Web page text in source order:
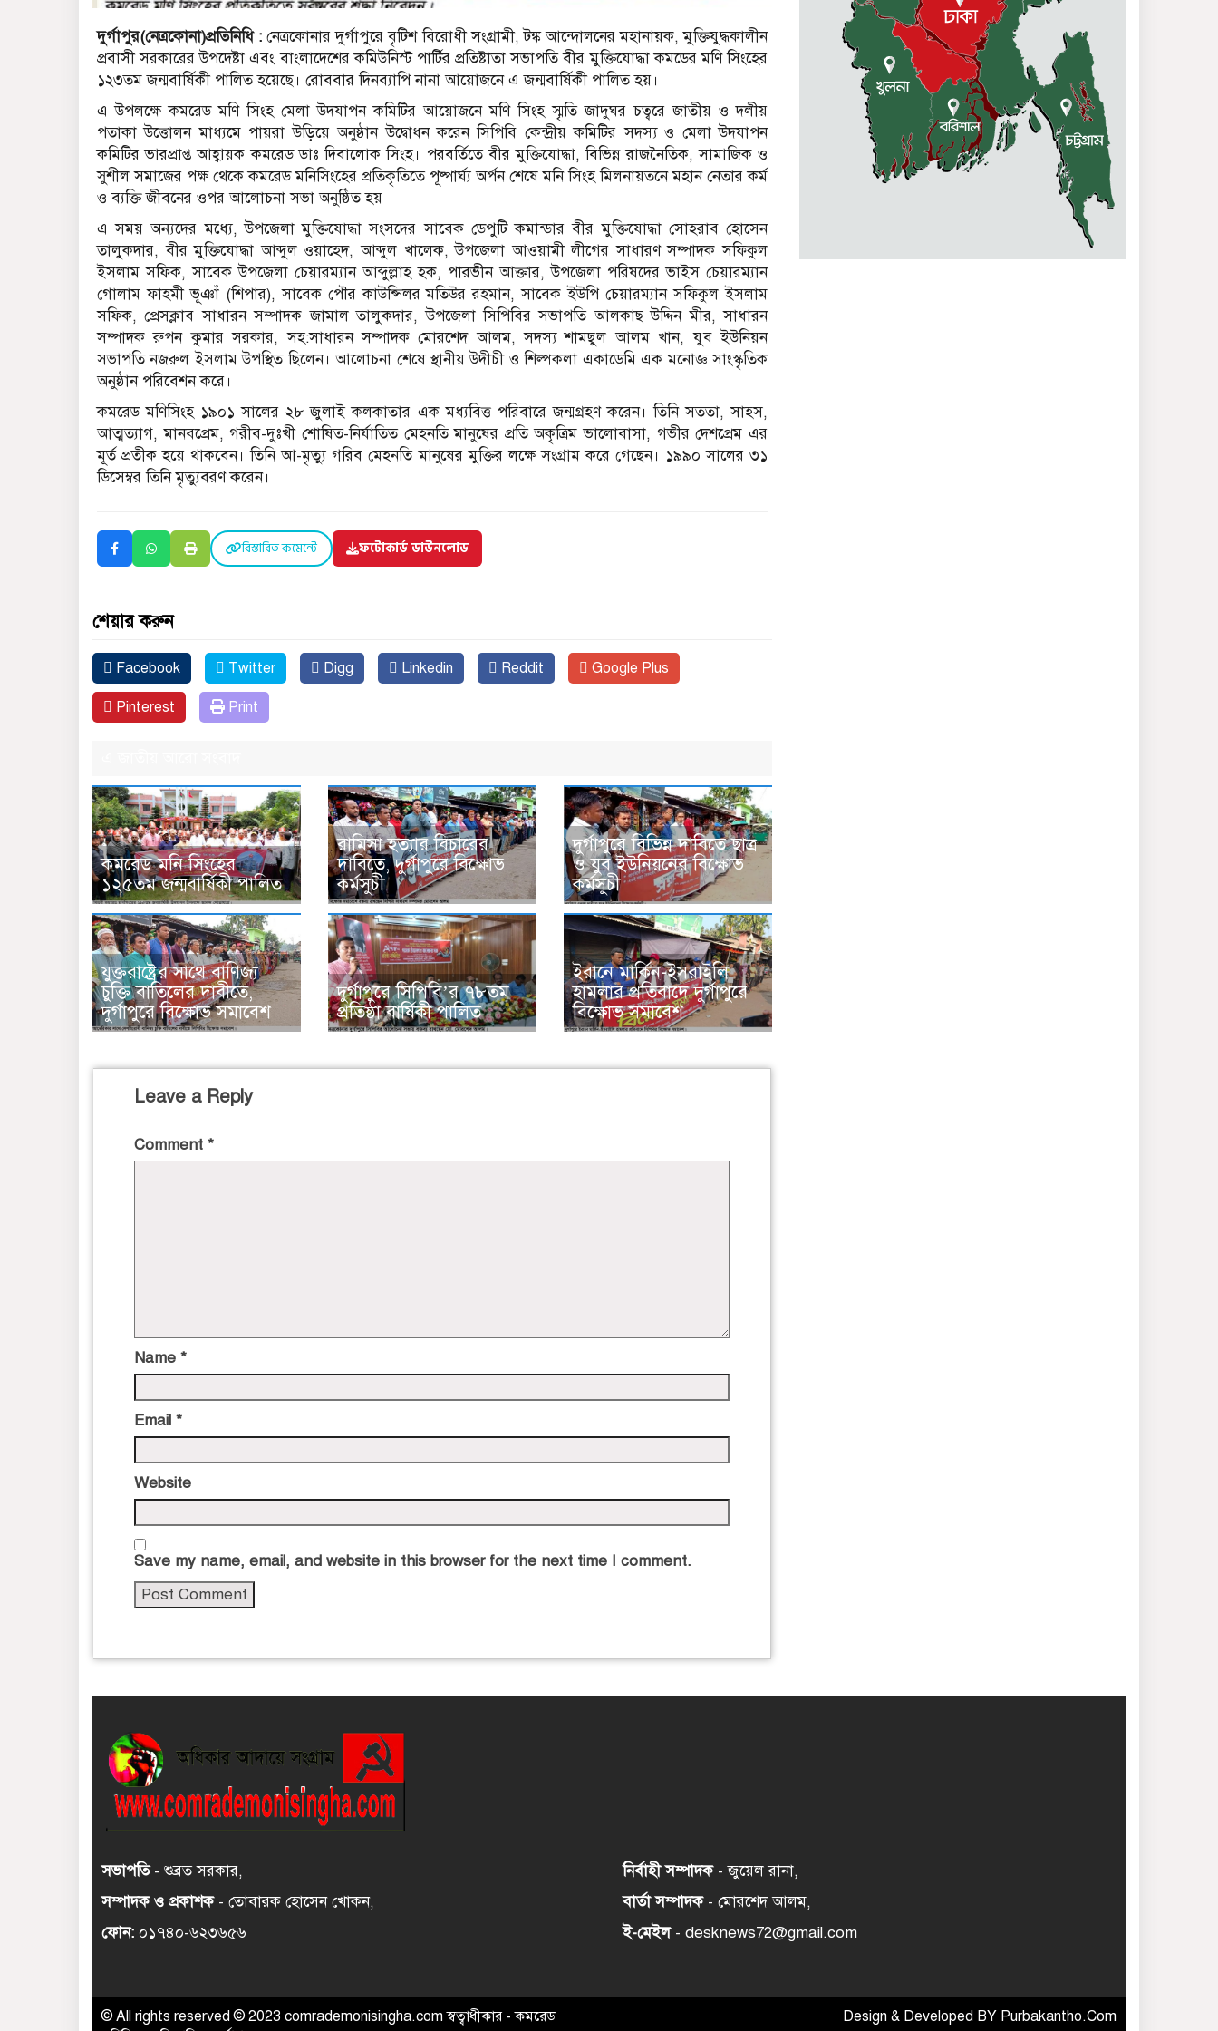
দুর্গাপুর(নেত্রকোনা)প্রতিনিধি : নেত্রকোনার দুর্গাপুরে বৃটিশ বিরোধী সংগ্রামী, টঙ্ক আন্দোলনের মহানায়ক, মুক্তিযুদ্ধকালীন
প্রবাসী সরকারের উপদেষ্টা এবং বাংলাদেশের কমিউনিস্ট পার্টির প্রতিষ্টাতা সভাপতি বীর মুক্তিযোদ্ধা কমডের মণি সিংহের
১২৩তম জন্মবার্ষিকী পালিত হয়েছে। রোববার দিনব্যাপি নানা আয়োজনে এ জন্মবার্ষিকী পালিত হয়।
এ উপলক্ষে কমরেড মণি সিংহ মেলা উদযাপন কমিটির আয়োজনে মণি সিংহ স্মৃতি জাদুঘর চত্বরে জাতীয় ও দলীয়
পতাকা উত্তোলন মাধ্যমে পায়রা উড়িয়ে অনুষ্ঠান উদ্বোধন করেন সিপিবি কেন্দ্রীয় কমিটির সদস্য ও মেলা উদযাপন
কমিটির ভারপ্রাপ্ত আহ্বায়ক কমরেড ডাঃ দিবালোক সিংহ। পরবর্তিতে বীর মুক্তিযোদ্ধা, বিভিন্ন রাজনৈতিক, সামাজিক ও
সুশীল সমাজের পক্ষ থেকে কমরেড মনিসিংহের প্রতিকৃতিতে পূষ্পার্ঘ্য অর্পন শেষে মনি সিংহ মিলনায়তনে মহান নেতার কর্ম
ও ব্যক্তি জীবনের ওপর আলোচনা সভা অনুষ্ঠিত হয়
এ সময় অন্যদের মধ্যে, উপজেলা মুক্তিযোদ্ধা সংসদের সাবেক ডেপুটি কমান্ডার বীর মুক্তিযোদ্ধা সোহরাব হোসেন
তালুকদার, বীর মুক্তিযোদ্ধা আব্দুল ওয়াহেদ, আব্দুল খালেক, উপজেলা আওয়ামী লীগের সাধারণ সম্পাদক সফিকুল
ইসলাম সফিক, সাবেক উপজেলা চেয়ারম্যান আব্দুল্লাহ হক, পারভীন আক্তার, উপজেলা পরিষদের ভাইস চেয়ারম্যান
গোলাম ফাহমী ভূঞাঁ (শিপার), সাবেক পৌর কাউন্সিলর মতিউর রহমান, সাবেক ইউপি চেয়ারম্যান সফিকুল ইসলাম
সফিক, প্রেসক্লাব সাধারন সম্পাদক জামাল তালুকদার, উপজেলা সিপিবির সভাপতি আলকাছ উদ্দিন মীর, সাধারন
সম্পাদক রুপন কুমার সরকার, সহ:সাধারন সম্পাদক মোরশেদ আলম, সদস্য শামছুল আলম খান, যুব ইউনিয়ন
সভাপতি নজরুল ইসলাম উপস্থিত ছিলেন। আলোচনা শেষে স্থানীয় উদীচী ও শিল্পকলা একাডেমি এক মনোজ্ঞ সাংস্কৃতিক
অনুষ্ঠান পরিবেশন করে।
কমরেড মণিসিংহ ১৯০১ সালের ২৮ জুলাই কলকাতার এক মধ্যবিত্ত পরিবারে জন্মগ্রহণ করেন। তিনি সততা, সাহস,
আত্মত্যাগ, মানবপ্রেম, গরীব-দুঃখী শোষিত-নির্যাতিত মেহনতি মানুষের প্রতি অকৃত্রিম ভালোবাসা, গভীর দেশপ্রেম এর
মূর্ত প্রতীক হয়ে থাকবেন। তিনি আ-মৃত্যু গরিব মেহনতি মানুষের মুক্তির লক্ষে সংগ্রাম করে গেছেন। ১৯৯০ সালের ৩১
ডিসেম্বর তিনি মৃত্যুবরণ করেন।
বিস্তারিত কমেন্টে ফটোকার্ড ডাউনলোড
শেয়ার করুন
Facebook Twitter Digg Linkedin Reddit Google Plus
Pinterest Print
কমরেড মনি সিংহের
১২৫তম জন্মবার্ষিকী পালিত
রামিসা হত্যার বিচারের
দাবিতে, দুর্গাপুরে বিক্ষোভ
কর্মসুচী
দুর্গাপুরে বিভিন্ন দাবিতে ছাত্র
ও যুব ইউনিয়নের বিক্ষোভ
কর্মসুচী
যুক্তরাষ্ট্রের সাথে বাণিজ্য
চুক্তি বাতিলের দাবীতে,
দুর্গাপুরে বিক্ষোভ সমাবেশ
দুর্গাপুরে সিপিবি’র ৭৮তম
প্রতিষ্ঠা বার্ষিকী পালিত
ইরানে মার্কিন-ইসরাইলি
হামলার প্রতিবাদে দুর্গাপুরে
বিক্ষোভ সমাবেশ
Leave a Reply
Comment *
Name *
Email *
Website
Save my name, email, and website in this browser for the next time I comment.
আমেরিকার নীল নকশা বাংলাদেশে
আঁকতে দেয়া হবে না – রুহীন
হোসেন প্রিন্স
শোষণমুক্ত সমাজ গড়ার শপথ নিন,
কাস্তে মার্কায় ভোট দিন
দুর্গাপুরে কমরেড মণি সিংহের
৩৫তম প্রয়াণ দিবস পালিত
সভাপতি- শুব্রত সরকার,
সম্পাদক ও প্রকাশক - তোবারক হোসেন খোকন,
ফোন: ০১৭৪০-৬২৩৬৫৬
নির্বাহী সম্পাদক - জুয়েল রানা,
বার্তা সম্পাদক - মোরশেদ আলম,
ই-মেইল - desknews72@gmail.com
© All rights reserved © 2023 comrademonisingha.com স্বত্বাধীকার - কমরেড
Design & Developed BY Purbakantho.Com